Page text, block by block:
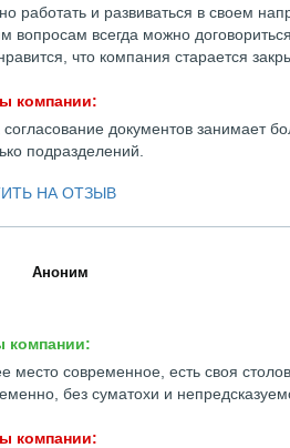
работать и развиваться в своем
вопросам всегда можно
что компания старается
компании:
согласование документов занимает
подразделений.
НА ОТЗЫВ
Аноним
компании:
место современное, есть своя
без суматохи и
компании: